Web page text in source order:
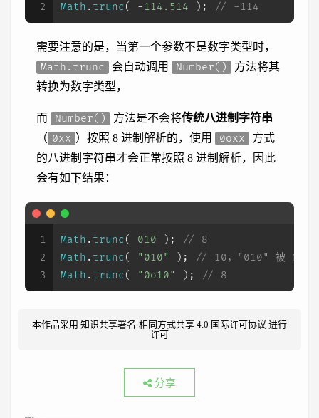
2
Math . trunc ( -114.514 ); // -114
需要注意的是，当第一个参数不是数字类型时，
Math.trunc
会自动调用 Number()
方法将其
转换为数字类型，
而 Number() 方法是不会将传统八进制字符串
（ 0xx ）按照 8 进制解析的，使用 0oxx
方式
的八进制字符串才会正常按照 8 进制解析，因此
会有如下结果：
1
2
3
Math . trunc ( 010 );
// 8
Math . trunc ( "010" );
// 10，"010" 被
Math . trunc ( "0o10" ); // 8
本作品采用 知识共享署名-相同方式共享 4.0 国际许可协议 进行
许可
分享